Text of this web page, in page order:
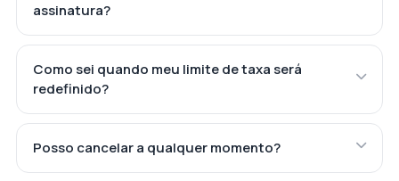
assinatura?
Como sei quando meu limite de taxa será
redefinido?
Posso cancelar a qualquer momento?